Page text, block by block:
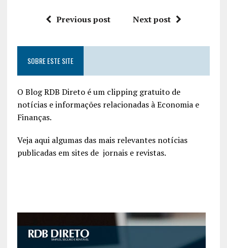
Previous post Next post
SOBRE ESTE SITE
O Blog RDB Direto é um clipping gratuito de
notícias e informações relacionadas à Economia e
Finanças.
Veja aqui algumas das mais relevantes notícias
publicadas em sites de jornais e revistas.